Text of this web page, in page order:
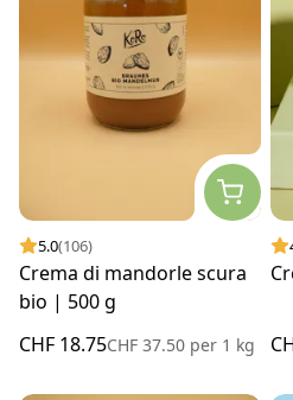
5.0(106)
Crema di mandorle scura
bio | 500 g
CHF 18.75CHF 37.50 per 1 kg